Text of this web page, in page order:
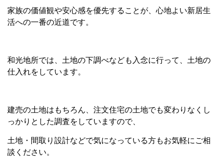
家族の価値観や安心感を優先することが、心地よい新居生
活への一番の近道です。
和光地所では、土地の下調べなども入念に行って、土地の
仕入れをしています。
建売の土地はもちろん、注文住宅の土地でも変わりなくし
っかりとした調査をしていますので、
土地・間取り設計などで気になっている方もお気軽にご相
談ください。